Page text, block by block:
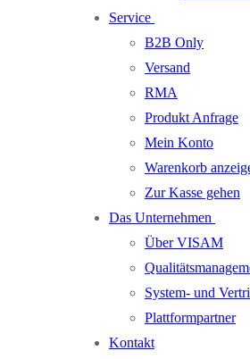
Service
B2B Only
Versand
RMA
Produkt Anfrage
Mein Konto
Warenkorb
Zur Kasse gehen
Das Unternehmen
Über VISAM
System- und
Plattformpartner
Kontakt